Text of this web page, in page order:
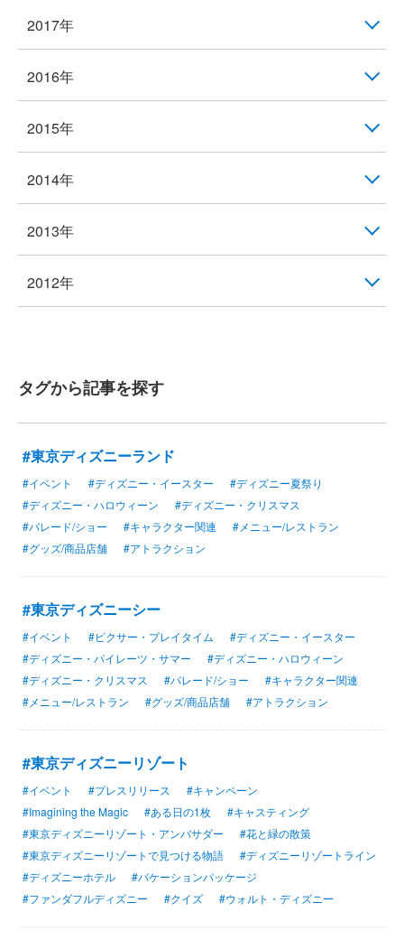
2017年
2016年
2015年
2014年
2013年
2012年
タグから記事を探す
#東京ディズニーランド
#イベント #ディズニー・イースター
#ディズニー夏祭り
#ディズニー・ハロウィーン
#ディズニー・クリスマス
#パレード/ショー
#キャラクター関連
#メニュー/レストラン
#グッズ/商品店舗
#アトラクション
#東京ディズニーシー
#イベント #ピクサー・プレイタイム
#ディズニー・イースター
#ディズニー・パイレーツ・サマー
#ディズニー・ハロウィーン
#ディズニー・クリスマス
#パレード/ショー
#キャラクター関連
#メニュー/レストラン
#グッズ/商品店舗 #アトラクション
#東京ディズニーリゾート
#イベント #プレスリリース
#キャンペーン
#Imagining the Magic
#ある日の1枚
#キャスティング
#東京ディズニーリゾート・アンバサダー
#花と緑の散策
#東京ディズニーリゾートで見つける物語
#ディズニーリゾートライン
#ディズニーホテル
#バケーションパッケージ
#ファンダフルディズニー
#クイズ #ウォルト・ディズニー